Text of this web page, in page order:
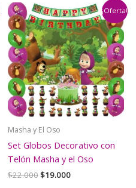
¡Oferta!
Masha y El Oso
Set Globos Decorativo con
Telón Masha y el Oso
$22.000El
$19.000El